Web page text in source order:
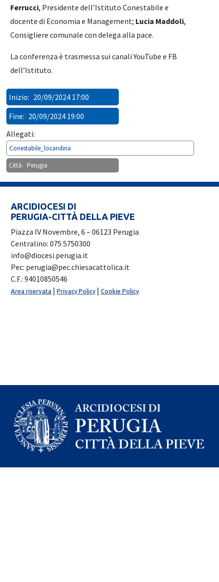
Ferrucci, Presidente dell’Istituto Conestabile e
docente di Economia e Management; Lucia Maddoli,
Consigliere comunale con delega alla pace.
La conferenza è trasmessa sui canali YouTube e FB
dell’Istituto.
Inizio: 20/09/2024 17:00
Fine: 20/09/2024 19:00
Allegati:
Conestabile_locandina
Città: Perugia
ARCIDIOCESI DI
PERUGIA-CITTÀ DELLA PIEVE
Piazza IV Novembre, 6 – 06123 Perugia
Centralino: 075 5750300
info@diocesi.perugia.it
Pec: perugia@pec.chiesacattolica.it
C.F.: 94010850546
Area riservata |Privacy Policy |Cookie Policy